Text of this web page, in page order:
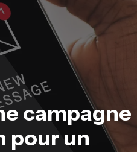
campagne
pour un